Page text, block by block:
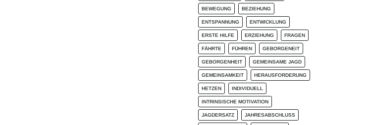
BEWEGUNG BEZIEHUNG
ENTSPANNUNG ENTWICKLUNG
ERSTE HILFE ERZIEHUNG FRAGEN
FÄHRTE FÜHREN GEBORGENEIT
GEBORGENHEIT GEMEINSAME JAGD
GEMEINSAMKEIT HERAUSFORDERUNG
HETZEN INDIVIDUELL
INTRINSISCHE MOTIVATION
JAGDERSATZ JAHRESABSCHLUSS